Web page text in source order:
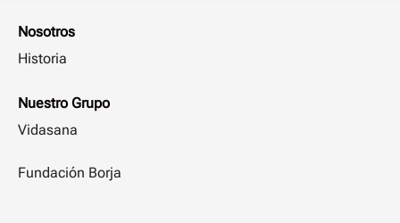
Nosotros
Historia
Nuestro Grupo
Vidasana
Fundación Borja